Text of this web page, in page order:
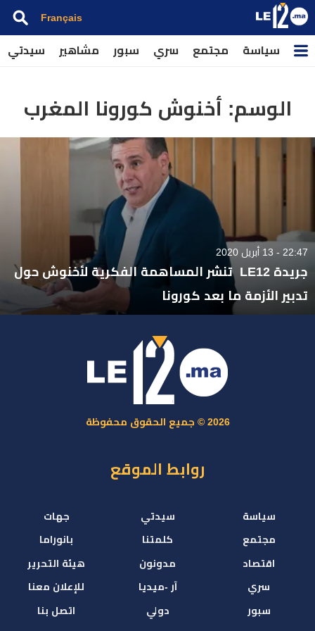
Français
سياسة مجتمع سري سبور مشاهير سيدتي
الوسم: أخنوش كورونا المغرب
22:47 - 13 أبريل 2020
جريدة LE12 تنشر المساهمة الفكرية لأخنوش حول
تدبير الأزمة ما بعد كورونا
2026 © جميع الحقوق محفوظة
روابط الموقع
سياسة
مجتمع
اقتصاد
سري
سبور
سيدتي
كلمتنا
مدونون
آر -ميديا
دولي
جهات
بانوراما
هيئة التحرير
للإعلان معنا
اتصل بنا